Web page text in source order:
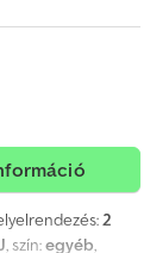
2
, szín:egyéb